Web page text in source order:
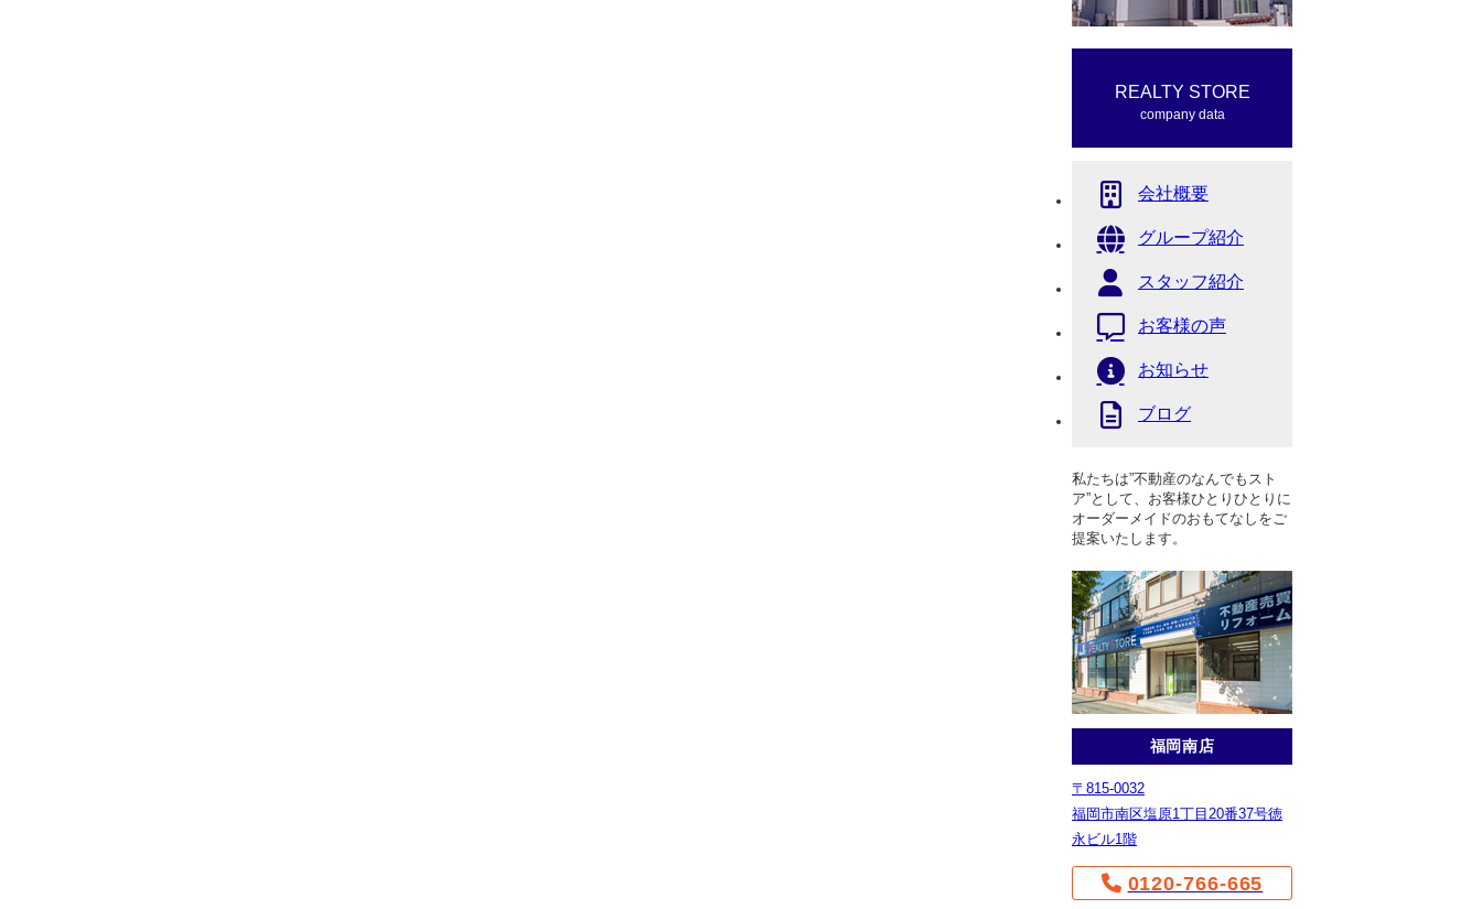
REALTY STORE
company data
会社概要
グループ紹介
スタッフ紹介
お客様の声
お知らせ
ブログ
私たちは”不動産のなんでもスト
ア”として、お客様ひとりひとりに
オーダーメイドのおもてなしをご
提案いたします。
福岡南店
〒815-0032
福岡市南区塩原1丁目20番37号徳
永ビル1階
0120-766-665